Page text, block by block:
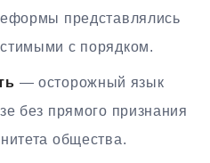
представлялись
с порядком.
— осторожный язык
без прямого признания
общества.